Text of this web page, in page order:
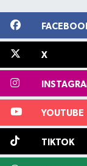
X
YOUTUBE
TIKTOK